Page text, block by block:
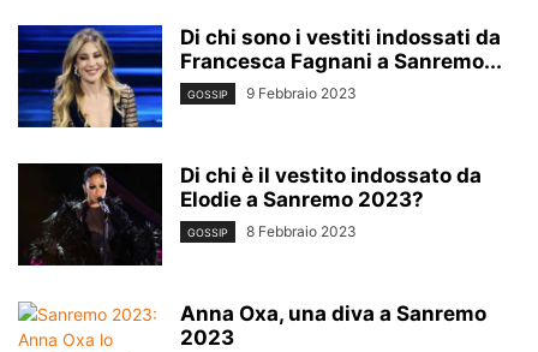
Di chi sono i vestiti indossati da
Francesca Fagnani a Sanremo...
GOSSIP 9 Febbraio 2023
Di chi è il vestito indossato da
Elodie a Sanremo 2023?
GOSSIP 8 Febbraio 2023
Anna Oxa, una diva a Sanremo
2023